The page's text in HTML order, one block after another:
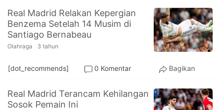
Real Madrid Relakan Kepergian
Benzema Setelah 14 Musim di
Santiago Bernabeau
Olahraga 3 tahun
[dot_recommends] 0 Komentar Bagikan
Real Madrid Terancam Kehilangan
Sosok Pemain Ini